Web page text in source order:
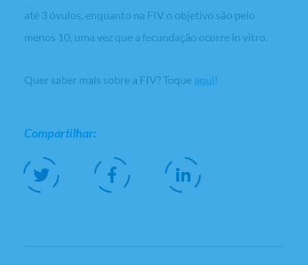
até 3 óvulos, enquanto na FIV o objetivo são pelo
menos 10, uma vez que a fecundação ocorre in vitro
Quer saber mais sobre a FIV? Toque aqui!
Compartilhar: